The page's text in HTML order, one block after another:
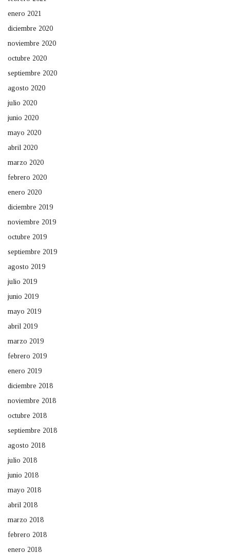
enero 2021
diciembre 2020
noviembre 2020
octubre 2020
septiembre 2020
agosto 2020
julio 2020
junio 2020
mayo 2020
abril 2020
marzo 2020
febrero 2020
enero 2020
diciembre 2019
noviembre 2019
octubre 2019
septiembre 2019
agosto 2019
julio 2019
junio 2019
mayo 2019
abril 2019
marzo 2019
febrero 2019
enero 2019
diciembre 2018
noviembre 2018
octubre 2018
septiembre 2018
agosto 2018
julio 2018
junio 2018
mayo 2018
abril 2018
marzo 2018
febrero 2018
enero 2018